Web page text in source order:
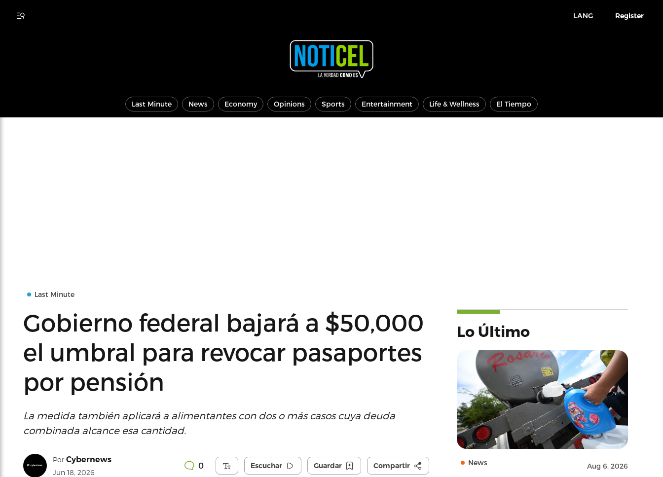
LANG Register
Last Minute News Economy Opinions Sports Entertainment Life & Wellness El Tiempo
Last Minute
Gobierno federal bajará a $50,000
el umbral para revocar pasaportes
por pensión
La medida también aplicará a alimentantes con dos o más casos cuya deuda
combinada alcance esa cantidad.
Por Cybernews
Jun 18, 2026
0 Escuchar Guardar Compartir
Lo Último
News Aug 6, 2026